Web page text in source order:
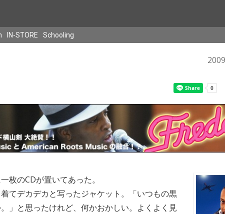
IN-STORE Schooling
枚のCDが置いてあった。
てデカデカと写ったジャケット。「いつもの黒
」と思ったけれど、何かおかしい。よくよく見